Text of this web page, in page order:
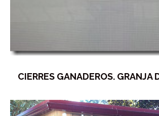
CIERRES GANADEROS. GRANJA